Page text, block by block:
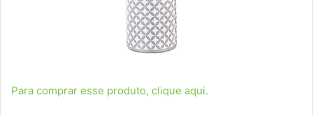
Para comprar esse produto, clique aqui.